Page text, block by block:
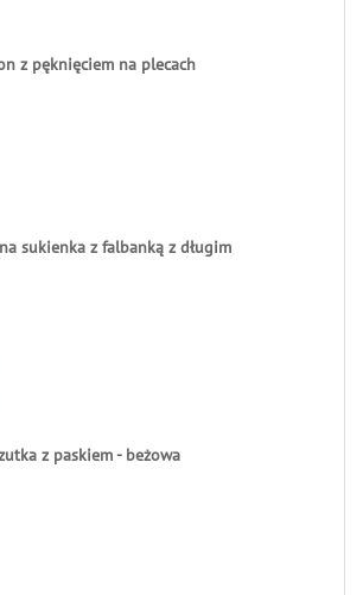
z pęknięciem na plecach
sukienka z falbanką z długim
z paskiem - beżowa